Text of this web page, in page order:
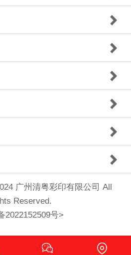
广州清粤彩印有限公司 All
Reserved.
2022152509号>